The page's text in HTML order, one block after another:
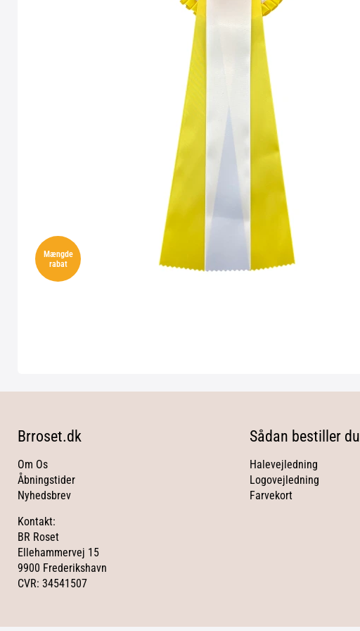
Mængde
rabat
Brroset.dk
Om Os
Åbningstider
Nyhedsbrev
Kontakt:
BR Roset
Ellehammervej 15
9900 Frederikshavn
CVR: 34541507
Sådan bestiller du
Halevejledning
Logovejledning
Farvekort